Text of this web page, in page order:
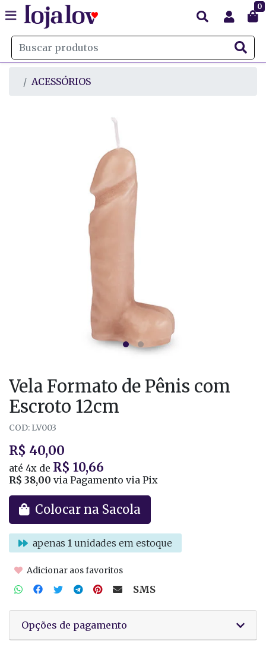
0
ACESSÓRIOS
Vela Formato de Pênis com
Escroto 12cm
COD: LV003
R$ 40,00
até 4x de R$ 10,66
R$ 38,00 via Pagamento via Pix
Colocar na Sacola
apenas 1 unidades em estoque
Adicionar aos favoritos
SMS
Opções de pagamento